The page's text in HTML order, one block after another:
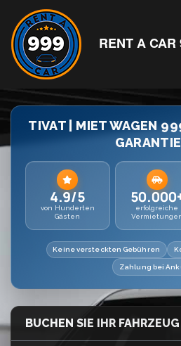
RENT A CAR
TIVAT | MIET WAGEN
4.9/5
von Hunderten
Gästen
erfolgreiche
Keine versteckten Gebühren
Zahlung bei
BUCHEN SIE IHR FAHRZEUG